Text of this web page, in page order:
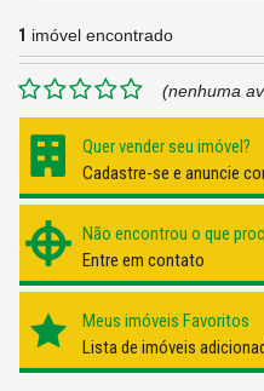
1 imóvel encontrado
(nenhuma
Quer vender seu imóvel?
Cadastre-se e anuncie
Não encontrou o que
Entre em contato
Meus imóveis Favoritos
Lista de imóveis